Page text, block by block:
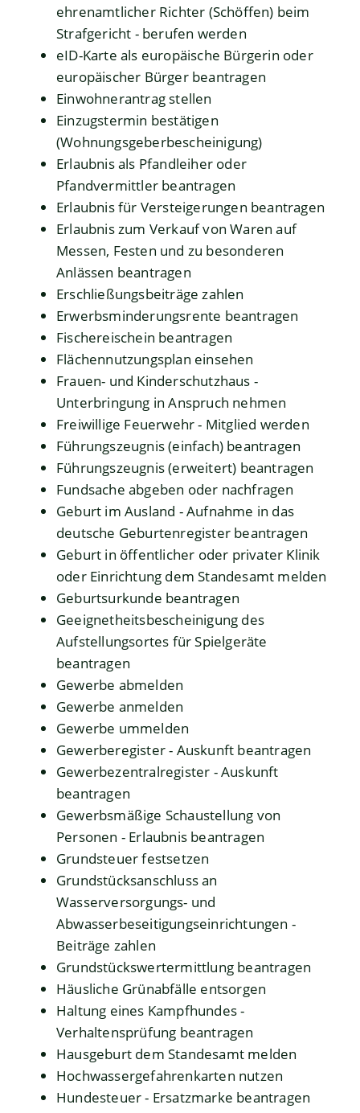
ehrenamtlicher Richter (Schöffen) beim
Strafgericht - berufen werden
eID-Karte als europäische Bürgerin oder
europäischer Bürger beantragen
Einwohnerantrag stellen
Einzugstermin bestätigen
(Wohnungsgeberbescheinigung)
Erlaubnis als Pfandleiher oder
Pfandvermittler beantragen
Erlaubnis für Versteigerungen beantragen
Erlaubnis zum Verkauf von Waren auf
Messen, Festen und zu besonderen
Anlässen beantragen
Erschließungsbeiträge zahlen
Erwerbsminderungsrente beantragen
Fischereischein beantragen
Flächennutzungsplan einsehen
Frauen- und Kinderschutzhaus -
Unterbringung in Anspruch nehmen
Freiwillige Feuerwehr - Mitglied werden
Führungszeugnis (einfach) beantragen
Führungszeugnis (erweitert) beantragen
Fundsache abgeben oder nachfragen
Geburt im Ausland - Aufnahme in das
deutsche Geburtenregister beantragen
Geburt in öffentlicher oder privater Klinik
oder Einrichtung dem Standesamt melden
Geburtsurkunde beantragen
Geeignetheitsbescheinigung des
Aufstellungsortes für Spielgeräte
beantragen
Gewerbe abmelden
Gewerbe anmelden
Gewerbe ummelden
Gewerberegister - Auskunft beantragen
Gewerbezentralregister - Auskunft
beantragen
Gewerbsmäßige Schaustellung von
Personen - Erlaubnis beantragen
Grundsteuer festsetzen
Grundstücksanschluss an
Wasserversorgungs- und
Abwasserbeseitigungseinrichtungen -
Beiträge zahlen
Grundstückswertermittlung beantragen
Häusliche Grünabfälle entsorgen
Haltung eines Kampfhundes -
Verhaltensprüfung beantragen
Hausgeburt dem Standesamt melden
Hochwassergefahrenkarten nutzen
Hundesteuer - Ersatzmarke beantragen